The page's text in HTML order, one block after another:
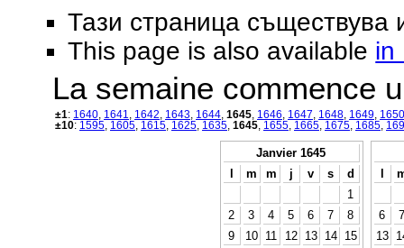
Тази страница съществува
This page is also available in
La semaine commence
±1: 1640 1641 1642 1643 1644 1645 1646 1647 1648 1649 1650
±10: 1595 1605 1615 1625 1635 1645 1655 1665 1675 1685
Janvier 1645
l
m m j v s
d
1
2
3 4 5 6 7
8
9
10 11 12 13 14
15
l
6
7
13